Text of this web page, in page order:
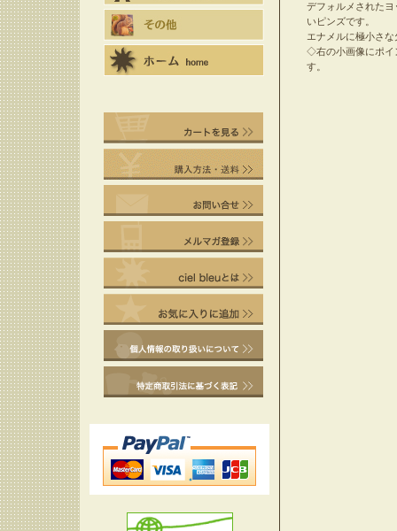
デフォルメされた
いピンズです。
エナメルに極小さ
◇右の小画像にポイ
す。